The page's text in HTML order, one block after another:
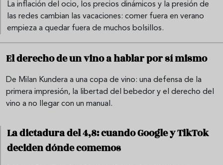
La inflación del ocio, los precios dinámicos y la presión de
las redes cambian las vacaciones: comer fuera en verano
empieza a quedar fuera de muchos bolsillos.
El derecho de un vino a hablar por sí mismo
De Milan Kundera a una copa de vino: una defensa de la
primera impresión, la libertad del bebedor y el derecho del
vino a no llegar con un manual.
La dictadura del 4,8: cuando Google y TikTok
deciden dónde comemos